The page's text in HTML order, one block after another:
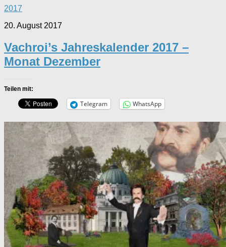
2017
20. August 2017
Vachroi’s Jahreskalender 2017 –
Monat Dezember
Teilen mit:
Telegram WhatsApp